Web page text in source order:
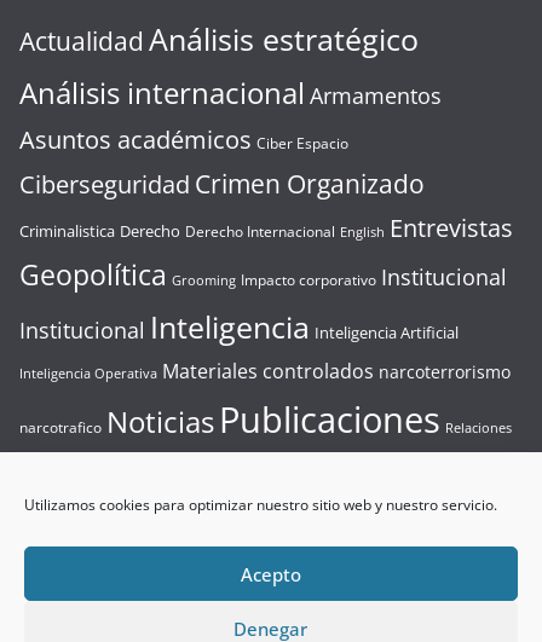
Utilizamos cookies para optimizar nuestro sitio web y nuestro servicio.
Acepto
Denegar
Actualidad Análisis estratégico
Análisis internacional Armamentos
Asuntos académicos Ciber Espacio
Ciberseguridad Crimen Organizado
Criminalistica Derecho Derecho Internacional English Entrevistas
Geopolítica Grooming Impacto corporativo Institucional
Institucional Inteligencia Inteligencia Artificial
Inteligencia Operativa Materiales controlados narcoterrorismo
narcotrafico NoticiasPublicaciones Relaciones
Terrorismo